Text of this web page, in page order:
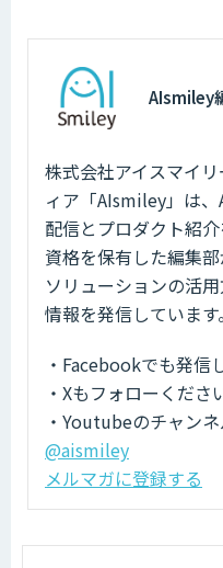
AIsmiley
株式会社アイスマイ
ィア「AIsmiley」は
配信とプロダクト紹
資格を保有した編集
ソリューションの活
情報を発信しています。
・Facebookでも発信
・Xもフォローくださ
・Youtubeのチャン
@aismiley
メルマガに登録する